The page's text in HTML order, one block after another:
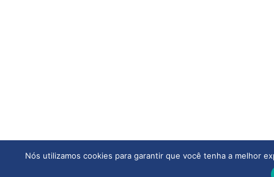
Nós utilizamos cookies para garantir que você tenha a melhor